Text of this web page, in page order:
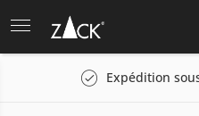
Expédition